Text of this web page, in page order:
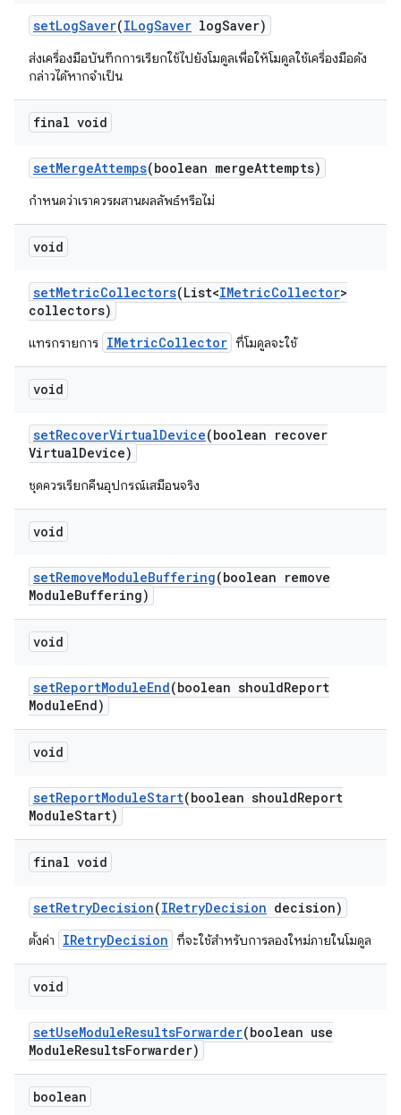
setLogSaver(ILogSaver logSaver)
ส่งเครื่องมือบันทึกการเรียกใช้ไปยังโมดูลเพื่อให้โมดูลใช้เครื่องมือดัง
กล่าวได้หากจำเป็น
final void
setMergeAttemps(boolean mergeAttempts)
กำหนดว่าเราควรผสานผลลัพธ์หรือไม่
void
setMetricCollectors(List<IMetricCollector>
collectors)
แทรกรายการ IMetricCollector ที่โมดูลจะใช้
void
setRecoverVirtualDevice(boolean recover
VirtualDevice)
ชุดควรเรียกคืนอุปกรณ์เสมือนจริง
void
setRemoveModuleBuffering(boolean remove
ModuleBuffering)
void
setReportModuleEnd(boolean shouldReport
ModuleEnd)
void
setReportModuleStart(boolean shouldReport
ModuleStart)
final void
setRetryDecision(IRetryDecision decision)
ตั้งค่า IRetryDecision ที่จะใช้สำหรับการลองใหม่ภายในโมดูล
void
setUseModuleResultsForwarder(boolean use
ModuleResultsForwarder)
boolean